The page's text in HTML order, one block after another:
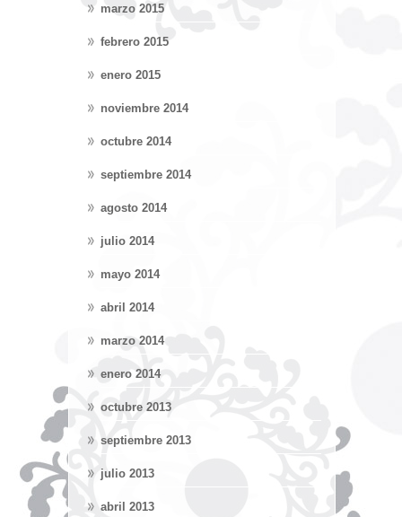
marzo 2015
febrero 2015
enero 2015
noviembre 2014
octubre 2014
septiembre 2014
agosto 2014
julio 2014
mayo 2014
abril 2014
marzo 2014
enero 2014
octubre 2013
septiembre 2013
julio 2013
abril 2013